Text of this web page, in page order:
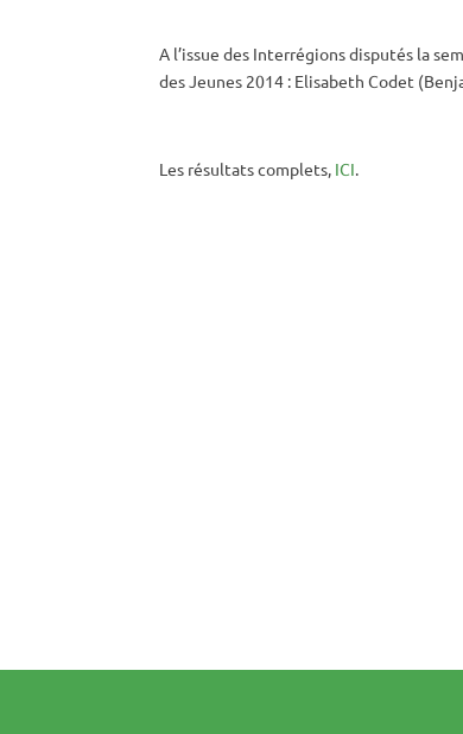
A l’issue des Interrégions disputés la
des Jeunes 2014 : Elisabeth Codet
Les résultats complets, ICI.